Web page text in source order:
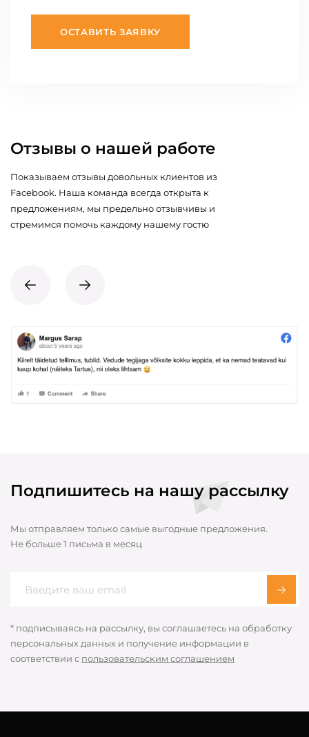
ОСТАВИТЬ ЗАЯВКУ
Отзывы о нашей работе
Показываем отзывы довольных клиентов из
Facebook. Наша команда всегда открыта к
предложениям, мы предельно отзывчивы и
стремимся помочь каждому нашему гостю
Подпишитесь на нашу рассылку
Мы отправляем только самые выгодные предложения.
Не больше 1 письма в месяц
* подписываясь на рассылку, вы соглашаетесь на обработку
персональных данных и получение информации в
соответствии с пользовательским соглашением